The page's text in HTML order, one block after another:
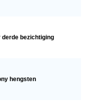
derde bezichtiging
hengsten